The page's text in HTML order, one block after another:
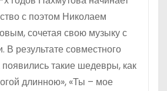
с поэтом Николаем
сочетая свою музыку с
В результате совместного
появились такие шедевры, как
длинною», «Ты – мое